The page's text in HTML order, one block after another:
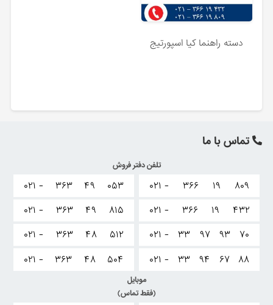
دسته راهنما کیا اسپورتیج
تماس با ما
تلفن دفتر فروش
۰۲۱ - ۳۶۶ ۱۹
۸۰۹
۰۲۱ -
۳۶۶ ۱۹
۴۳۲
۰۲۱ -
۳۳ ۹۷ ۹۳
۷۰
۰۲۱ -
۳۳ ۹۴ ۶۷ ۸۸
۰۲۱ - ۳۶۳ ۴۹
۰۵۳
۰۲۱ -
۳۶۳ ۴۹
۸۱۵
۰۲۱ -
۳۶۳ ۴۸
۵۱۲
۰۲۱ -
۳۶۳ ۴۸ ۵۰۴
موبایل
(فقط تماس)